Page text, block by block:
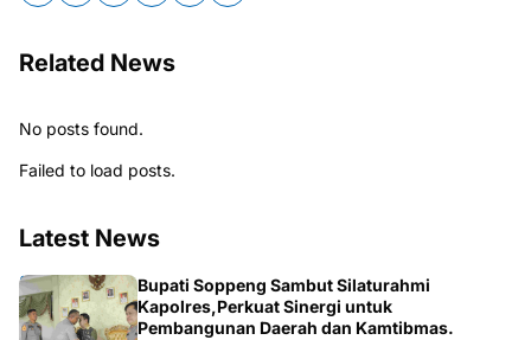
Related News
No posts found.
Failed to load posts.
Latest News
NEWS
Bupati Soppeng Sambut Silaturahmi
Kapolres,Perkuat Sinergi untuk
Pembangunan Daerah dan Kamtibmas.